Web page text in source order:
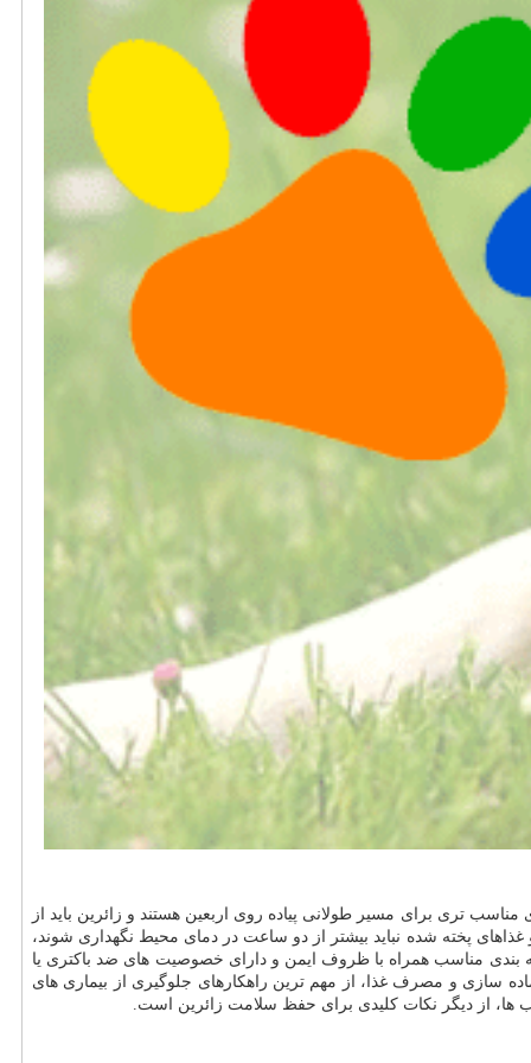
تری برای مسیر طولانی پیاده روی اربعین هستند و زائرین باید از
پخته شده نباید بیشتر از دو ساعت در دمای محیط نگهداری شوند،
بندی مناسب همراه با ظروف ایمن و دارای خصوصیت های ضد باکتری یا
و مصرف غذا، از مهم ترین راهکارهای جلوگیری از بیماری های
ها، از دیگر نکات کلیدی برای حفظ سلامت زائرین است.